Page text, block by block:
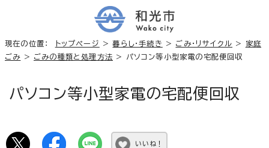
現在の位置： トップページ >暮らし・手続き > ごみ・リサイクル >
家庭
ごみ > ごみの種類と処理方法 > パソコン等小型家電の宅配便回収
パソコン等小型家電の宅配便回収
いいね！